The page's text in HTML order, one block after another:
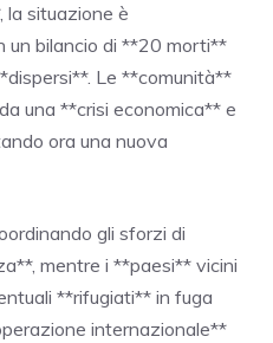
situazione è
un bilancio di **20 morti**
Le **comunità**
una **crisi economica** e
ora una nuova
gli sforzi di
mentre i **paesi** vicini
**rifugiati** in fuga
internazionale**